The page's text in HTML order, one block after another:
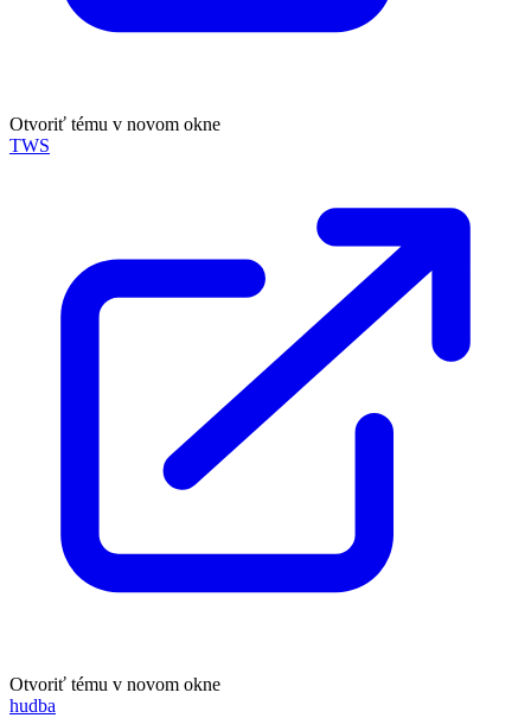
Otvoriť tému v novom okne
TWS
Otvoriť tému v novom okne
hudba